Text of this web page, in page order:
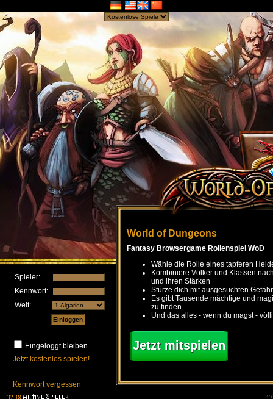
Spieler:
Kennwort:
Welt:
Eingeloggt bleiben
Jetzt kostenlos spielen!
Kennwort vergessen
World of Dungeons
Fantasy Browsergame Rollenspiel WoD
Wähle die Rolle eines tapferen
Kombiniere Völker und Klassen
und ihren Stärken
Stürze dich mit ausgesuchten
Es gibt Tausende mächtige und
zu finden
Und das alles - wenn du magst -
Jetzt mitspielen